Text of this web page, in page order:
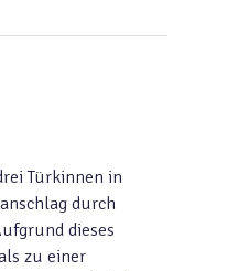
Türkinnen in
durch
dieses
zu einer